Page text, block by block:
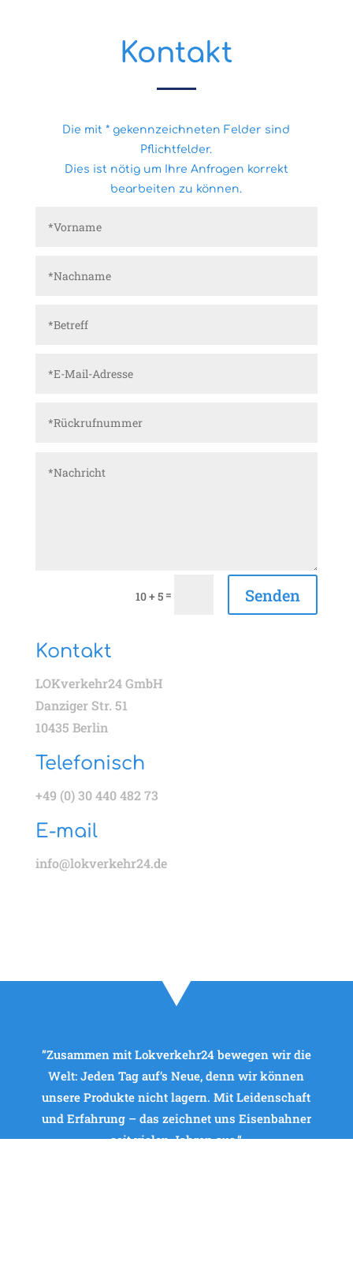
Kontakt
Die mit * gekennzeichneten Felder sind
Pflichtfelder.
Dies ist nötig um Ihre Anfragen korrekt
bearbeiten zu können.
10 + 5 = Senden
Kontakt
LOKverkehr24 GmbH
Danziger Str. 51
10435 Berlin
Telefonisch
+49 (0) 30 440 482 73
E-mail
info@lokverkehr24.de
”Zusammen mit Lokverkehr24 bewegen wir die
Welt: Jeden Tag auf‘s Neue, denn wir können
unsere Produkte nicht lagern. Mit Leidenschaft
und Erfahrung – das zeichnet uns Eisenbahner
seit vielen Jahren aus.“